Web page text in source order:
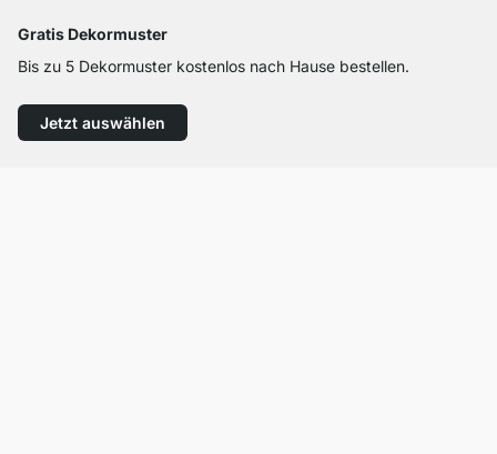
Gratis Dekormuster
Bis zu 5 Dekormuster kostenlos nach Hause bestellen.
Jetzt auswählen